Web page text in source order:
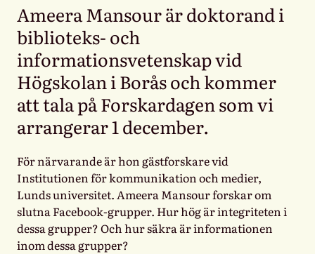
Ameera Mansour är doktorand i
biblioteks- och
informationsvetenskap vid
Högskolan i Borås och kommer
att tala på Forskardagen som vi
arrangerar 1 december.
För närvarande är hon gästforskare vid
Institutionen för kommunikation och medier,
Lunds universitet. Ameera Mansour forskar om
slutna Facebook-grupper. Hur hög är integriteten i
dessa grupper? Och hur säkra är informationen
inom dessa grupper?